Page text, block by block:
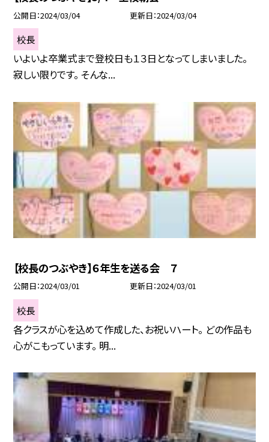
公開日 2024/03/04 更新日 2024/03/04
校長
いよいよ卒業式まで登校日も１３日となってしまいました。
寂しい限りです。 そんな...
【校長のつぶやき】６年生を送る会 ７
公開日 2024/03/01 更新日 2024/03/01
校長
各クラスが心を込めて作成した、お祝いハート。 どの作品も
心がこもっています。 明...